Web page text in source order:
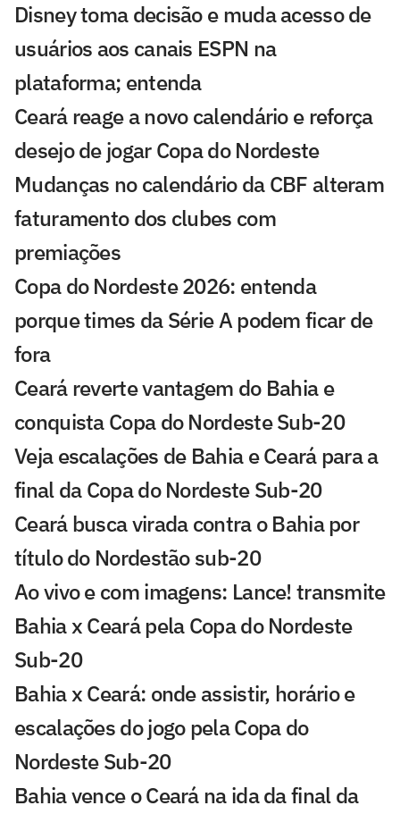
Disney toma decisão e muda acesso de
usuários aos canais ESPN na
plataforma; entenda
Ceará reage a novo calendário e reforça
desejo de jogar Copa do Nordeste
Mudanças no calendário da CBF alteram
faturamento dos clubes com
premiações
Copa do Nordeste 2026: entenda
porque times da Série A podem ficar de
fora
Ceará reverte vantagem do Bahia e
conquista Copa do Nordeste Sub-20
Veja escalações de Bahia e Ceará para a
final da Copa do Nordeste Sub-20
Ceará busca virada contra o Bahia por
título do Nordestão sub-20
Ao vivo e com imagens: Lance! transmite
Bahia x Ceará pela Copa do Nordeste
Sub-20
Bahia x Ceará: onde assistir, horário e
escalações do jogo pela Copa do
Nordeste Sub-20
Bahia vence o Ceará na ida da final da